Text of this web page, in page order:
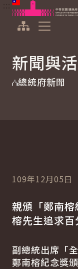
跳到主要內容
中華民國總統府
新聞與
總統府新聞
109年12月05日
親頒「鄭南
榕先生追求
副總統出席「
鄭南榕紀念獎頒